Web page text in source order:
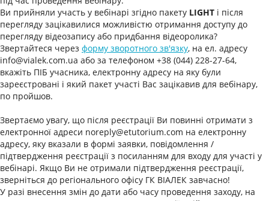
Ви прийняли участь у вебінарі згідно пакету LIGHT і після
перегляду зацікавилися можливістю отримання доступу до
перегляду відеозапису або придбання відеоролика?
Звертайтеся через форму зворотного зв'язку, на ел. адресу
info@vialek.com.ua або за телефоном +38 (044) 228-27-64,
вкажіть ПІБ учасника, електронну адресу на яку були
зареєстровані і який пакет участі Вас зацікавив для вебінару,
по пройшов.
Звертаємо увагу, що після реєстрації Ви повинні отримати з
електронної адреси noreply@etutorium.com на електронну
адресу, яку вказали в формі заявки, повідомлення /
підтвердження реєстрації з посиланням для входу для участі у
вебінарі. Якщо Ви не отримали підтвердження реєстрації,
зверніться до регіонального офісу ГК ВІАЛЕК завчасно!
У разі внесення змін до дати або часу проведення заходу, на